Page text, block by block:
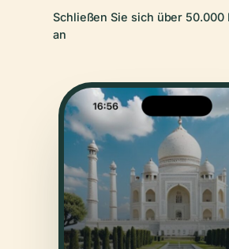
Schließen Sie sich über 50.000
an